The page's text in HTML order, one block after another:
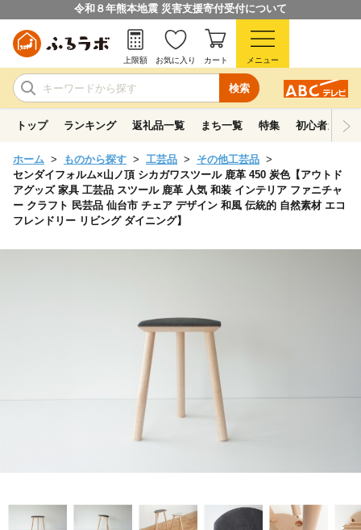
令和８年熊本地震 災害支援寄付受付について
検索
上限額 お気に入り カート メニュー
トップ ランキング 返礼品一覧 まち一覧 特集 初心者ガイド
ホーム ものから探す 工芸品
その他工芸品
センダイフォルム×山ノ頂 シカガワスツール 鹿革 450 炭色【アウトド
アグッズ 家具 工芸品 スツール 鹿革 人気 和装 インテリア ファニチャ
ー クラフト 民芸品 仙台市 チェア デザイン 和風 伝統的 自然素材 エコ
フレンドリー リビング ダイニング】